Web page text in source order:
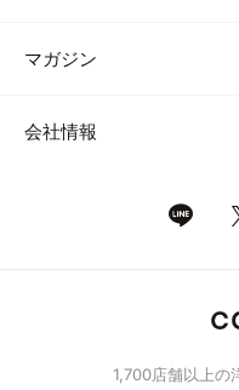
マガジン
会社情報
1,700店舗以上の